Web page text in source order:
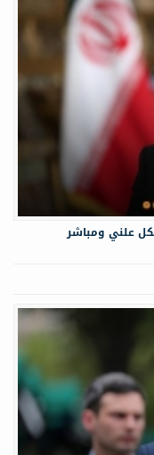
علني ومباشر